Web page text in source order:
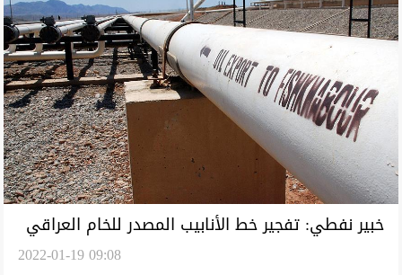
خبير نفطي: تفجير خط الأنابيب المصدر للخام العراقي
2022-01-19 09:08